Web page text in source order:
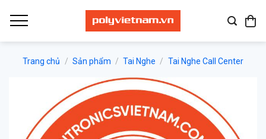
qua
Trang chủ / Sản phẩm / Tai Nghe / Tai Nghe Call Center